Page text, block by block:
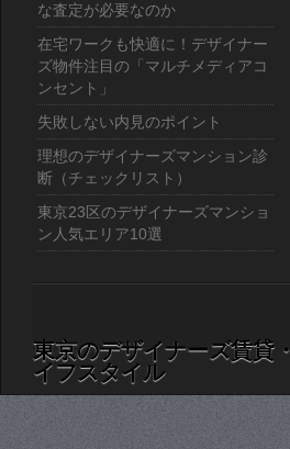
な査定が必要なのか
在宅ワークも快適に！デザイナー
ズ物件注目の「マルチメディアコ
ンセント」
失敗しない内見のポイント
理想のデザイナーズマンション診
断（チェックリスト）
東京23区のデザイナーズマンショ
ン人気エリア10選
東京のデザイナーズ賃貸
イフスタイル